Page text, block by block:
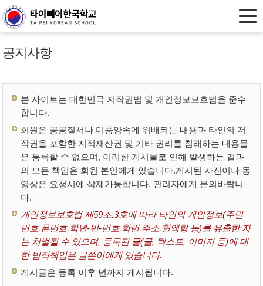
공지사항
본 사이트는 대한민국 저작권법 및 개인정보보호법을 준수
합니다.
회원은 공공질서나 미풍양속에 위배되는 내용과 타인의 저
작권을 포함한 지적재산권 및 기타 권리를 침해하는 내용물
은 등록할 수 없으며, 이러한 게시물로 인해 발생하는 결과
의 모든 책임은 회원 본인에게 있습니다.게시된 사진이나 동
영상은 요청시에 삭제가능합니다. 관리자에게 문의바랍니
다.
개인정보보호법 제59조.3호에 따라 타인의 개인정보(주민
번호,폰번호,학년-반-번호,학번,주소,혈액형 등)를 유출한 자
는 처벌될 수 있으며, 등록된 글(글, 텍스트, 이미지 등)에 대
한 법적책임은 글쓴이에게 있습니다.
게시글은 등록 이후 년까지 게시됩니다.